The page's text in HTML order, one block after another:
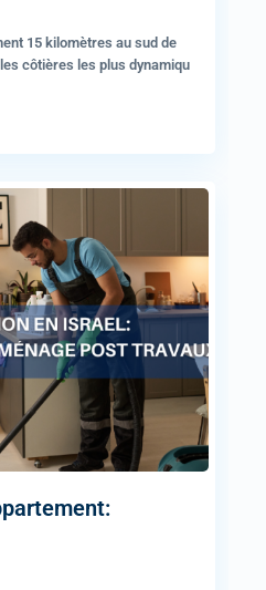
15 kilomètres au sud de
côtières les plus dynamiqu